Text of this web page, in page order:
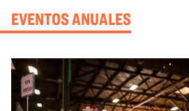
EVENTOS ANUALES